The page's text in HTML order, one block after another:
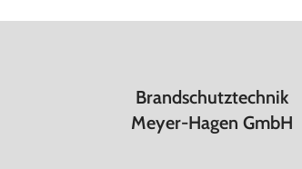
Brandschutztechnik
Meyer-Hagen GmbH